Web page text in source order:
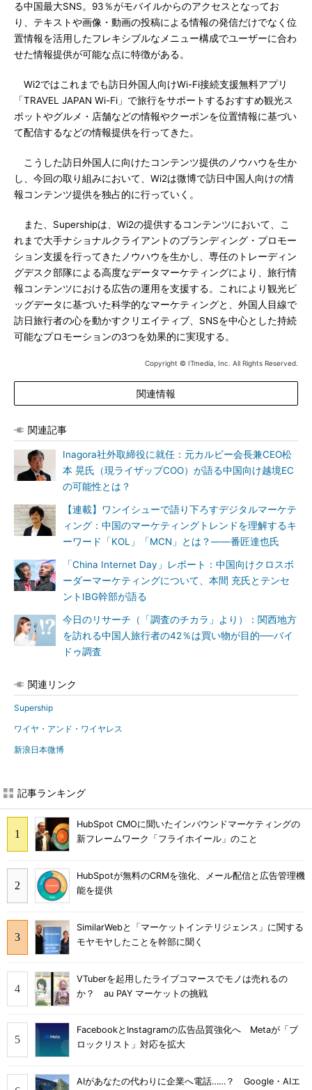
る中国最大SNS。93％がモバイルからのアクセスとなってお
り、テキストや画像・動画の投稿による情報の発信だけでなく位
置情報を活用したフレキシブルなメニュー構成でユーザーに合わ
せた情報提供が可能な点に特徴がある。
Wi2ではこれまでも訪日外国人向けWi-Fi接続支援無料アプリ
「TRAVEL JAPAN Wi-Fi」で旅行をサポートするおすすめ観光ス
ポットやグルメ・店舗などの情報やクーポンを位置情報に基づい
て配信するなどの情報提供を行ってきた。
こうした訪日外国人に向けたコンテンツ提供のノウハウを生か
し、今回の取り組みにおいて、Wi2は微博で訪日中国人向けの情
報コンテンツ提供を独占的に行っていく。
また、Supershipは、Wi2の提供するコンテンツにおいて、こ
れまで大手ナショナルクライアントのブランディング・プロモー
ション支援を行ってきたノウハウを生かし、専任のトレーディン
グデスク部隊による高度なデータマーケティングにより、旅行情
報コンテンツにおける広告の運用を支援する。これにより観光ビ
ッグデータに基づいた科学的なマーケティングと、外国人目線で
訪日旅行者の心を動かすクリエイティブ、SNSを中心とした持続
可能なプロモーションの3つを効果的に実現する。
Copyright © ITmedia, Inc. All Rights Reserved.
関連情報
関連記事
Inagora社外取締役に就任：元カルビー会長兼CEO松
本 晃氏（現ライザップCOO）が語る中国向け越境EC
の可能性とは？
【連載】ワンイシューで語り下ろすデジタルマーケテ
ィング：中国のマーケティングトレンドを理解するキ
ーワード「KOL」「MCN」とは？――番匠達也氏
「China Internet Day」レポート：中国向けクロスボ
ーダーマーケティングについて、本間 充氏とテンセ
ントIBG幹部が語る
今日のリサーチ（「調査のチカラ」より）：関西地方
を訪れる中国人旅行者の42％は買い物が目的──バイ
ドゥ調査
関連リンク
Supership
ワイヤ・アンド・ワイヤレス
新浪日本微博
記事ランキング
HubSpot CMOに聞いたインバウンドマーケティングの
新フレームワーク「フライホイール」のこと
HubSpotが無料のCRMを強化、メール配信と広告管理機
能を提供
SimilarWebと「マーケットインテリジェンス」に関する
モヤモヤしたことを幹部に聞く
VTuberを起用したライブコマースでモノは売れるの
か？ au PAY マーケットの挑戦
FacebookとInstagramの広告品質強化へ Metaが「ブ
ロックリスト」対応を拡大
AIがあなたの代わりに企業へ電話……？ Google・AIエ